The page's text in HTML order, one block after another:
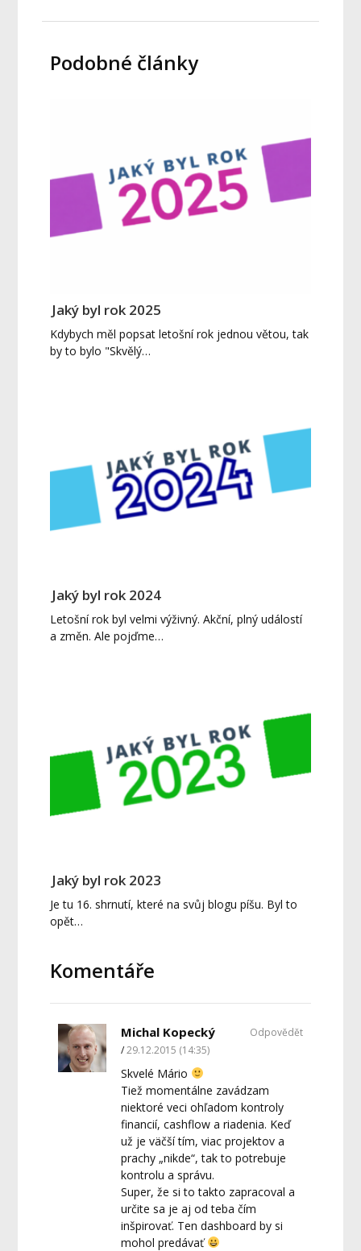
Podobné články
Jaký byl rok 2025
Kdybych měl popsat letošní rok jednou větou, tak
by to bylo "Skvělý…
Jaký byl rok 2024
Letošní rok byl velmi výživný. Akční, plný událostí
a změn. Ale pojďme…
Jaký byl rok 2023
Je tu 16. shrnutí, které na svůj blogu píšu. Byl to
opět…
Komentáře
Michal Kopecký
29.12.2015 (14:35)
Skvelé Mário
Tiež momentálne zavádzam
niektoré veci ohľadom kontroly
financií, cashflow a riadenia. Keď
už je väčší tím, viac projektov a
prachy „nikde“, tak to potrebuje
kontrolu a správu.
Super, že si to takto zapracoval a
určite sa je aj od teba čím
inšpirovať. Ten dashboard by si
mohol predávať
Odpovědět